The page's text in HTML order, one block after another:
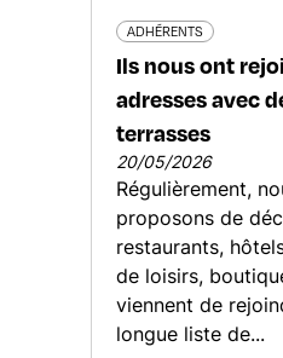
ADHÉRENTS
Ils nous ont
adresses avec
terrasses
20/05/2026
Régulièrement,
proposons de
restaurants,
de loisirs,
viennent de
longue liste de...